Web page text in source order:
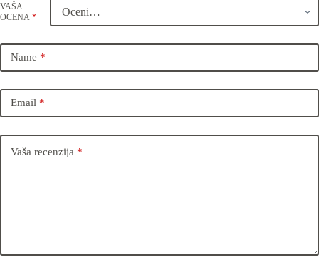
VAŠA
OCENA *
Name *
Email *
Vaša recenzija *